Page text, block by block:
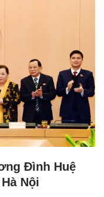
Đình Huệ
Nội